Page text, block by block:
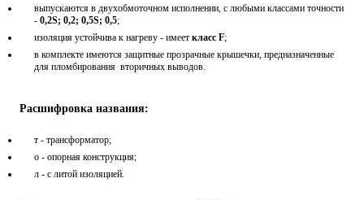
выпускаются в двухобмоточном исполнении, с любыми классами точности
- 0,2S; 0,2; 0,5S; 0,5;
изоляция устойчива к нагреву - имеет класс F;
в комплекте имеются защитные прозрачные крышечки, предназначенные
для пломбирования вторичных выводов.
Расшифровка названия:
т - трансформатор;
о - опорная конструкция;
л - с литой изоляцией.